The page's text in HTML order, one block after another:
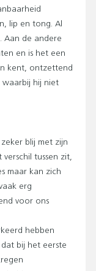
lip en tong. Al
Aan de andere
en is het een
kent, ontzettend
waarbij hij niet
blij met zijn
tussen zit,
maar kan zich
erg
voor ons
hebben
bij het eerste